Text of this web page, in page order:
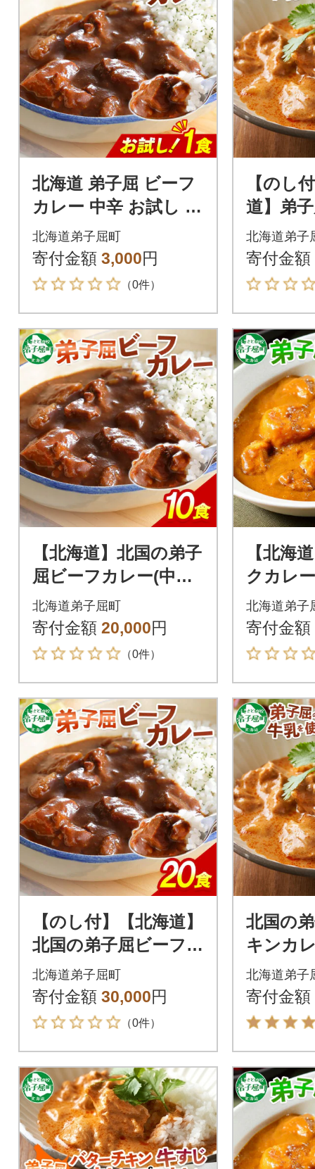
北海道 弟子屈 ビーフ
カレー 中辛 お試し 20
0g×1個 お手軽レトル
トカレー 3444
北海道弟子屈町
寄付金額 3,000円
（0件）
【のし
道】弟
ンカレ
個 3746
北海道弟子
寄付金額
【北海道】北国の弟子
屈ビーフカレー(中辛)
200g×10個 507
北海道弟子屈町
寄付金額 20,000円
（0件）
【北海
クカレー(
40
北海道弟子
寄付金額
【のし付】【北海道】
北国の弟子屈ビーフカ
レー(中辛)200g×20個
527
北海道弟子屈町
寄付金額 30,000円
（0件）
北国の
キンカ
g×2個
北海道弟子
寄付金額